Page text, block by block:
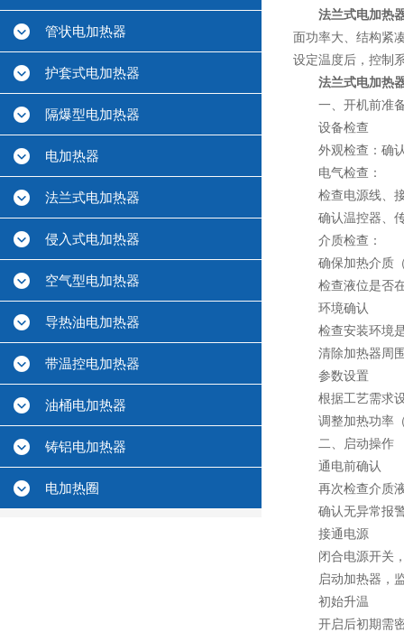
管状电加热器
护套式电加热器
隔爆型电加热器
电加热器
法兰式电加热器
侵入式电加热器
空气型电加热器
导热油电加热器
带温控电加热器
油桶电加热器
铸铝电加热器
电加热圈
法兰式电加热
面功率大、结构紧
设定温度后，控制
法兰式电加热
一、开机前准
设备检查
外观检查：确认
电气检查：
检查电源线、接
确认温控器、传
介质检查：
确保加热介质（
检查液位是否在
环境确认
检查安装环境是
清除加热器周围
参数设置
根据工艺需求设
调整加热功率（
二、启动操作
通电前确认
再次检查介质液
确认无异常报警
接通电源
闭合电源开关，
启动加热器，监t
初始升温
开启后初期需密